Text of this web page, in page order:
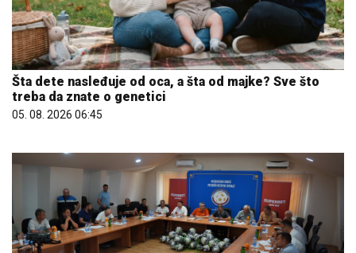
Šta dete nasleđuje od oca, a šta od majke? Sve što
treba da znate o genetici
05. 08. 2026 06:45